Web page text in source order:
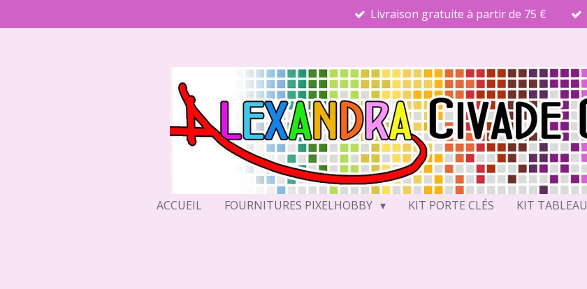
au
Livraison gratuite à partir de 75 €
ACCUEIL FOURNITURES PIXELHOBBY KIT PORTE CLÉS KIT TABLEAU